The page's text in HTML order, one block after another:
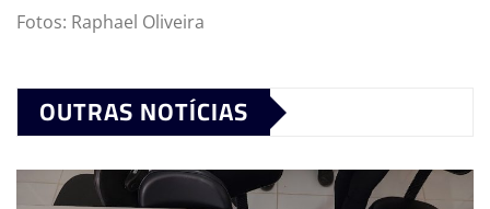
Fotos: Raphael Oliveira
OUTRAS NOTÍCIAS